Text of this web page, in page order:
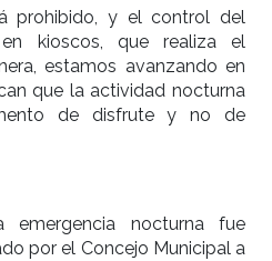
prohibido, y el control del
kioscos, que realiza el
estamos avanzando en
que la actividad nocturna
de disfrute y no de
emergencia nocturna fue
por el Concejo Municipal a